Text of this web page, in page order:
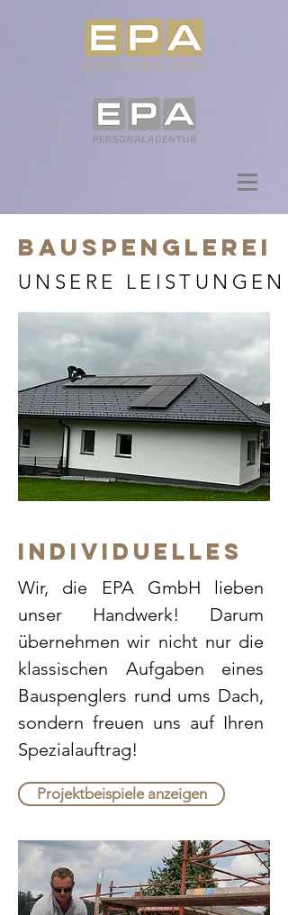
BauSpenglerei
UNSERE LEISTUNGEN
INDIVIDUELLES
Wir, die EPA GmbH lieben
unser Handwerk! Darum
übernehmen wir nicht nur die
klassischen Aufgaben eines
Bauspenglers rund ums Dach,
sondern freuen uns auf Ihren
Spezialauftrag!
Projektbeispiele anzeigen